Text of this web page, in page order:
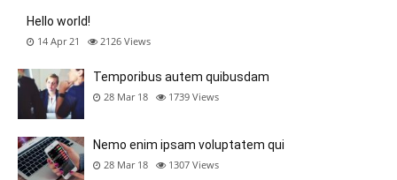
Hello world!
14 Apr 21 2126 Views
Temporibus autem quibusdam
28 Mar 18 1739 Views
Nemo enim ipsam voluptatem qui
28 Mar 18 1307 Views